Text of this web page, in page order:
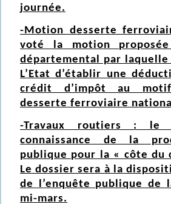
journée.
-Motion desserte
voté la motion
départemental par laquelle
L’Etat d’établir une
crédit d’impôt au motif
desserte ferroviaire
-Travaux routiers : le
connaissance de la
publique pour la « côte du
Le dossier sera à la
de l’enquête publique de
mi-mars.